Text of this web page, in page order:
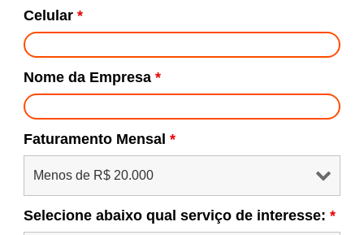
Celular *
Nome da Empresa *
Faturamento Mensal *
Selecione abaixo qual serviço de interesse: *